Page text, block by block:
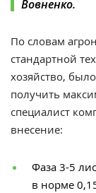
Вовненко.
По словам
стандартной
хозяйство,
получить
специалист
внесение:
Фаза 3-5
в норме